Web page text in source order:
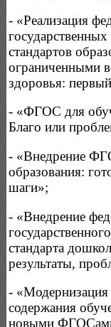
- «Реализация
стандартов
ограниченными
здоровья:
- «ФГОС для
Благо или
- «Внедрение
образования:
шаги»;
- «Внедрение
стандарта
результаты,
- «Модернизация
содержания
новыми